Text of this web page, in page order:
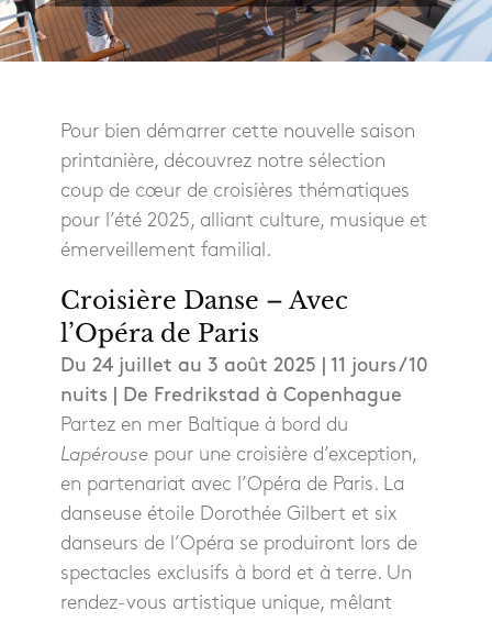
Pour bien démarrer cette nouvelle saison
printanière, découvrez notre sélection
coup de cœur de croisières thématiques
pour l’été 2025, alliant culture, musique et
émerveillement familial.
Croisière Danse – Avec
l’Opéra de Paris
Du 24 juillet au 3 août 2025 | 11 jours / 10
nuits | De Fredrikstad à Copenhague
Partez en mer Baltique à bord du
Lapérousepour une croisière d’exception,
en partenariat avec l’Opéra de Paris. La
danseuse étoile Dorothée Gilbert et six
danseurs de l’Opéra se produiront lors de
spectacles exclusifs à bord et à terre. Un
rendez-vous artistique unique, mêlant